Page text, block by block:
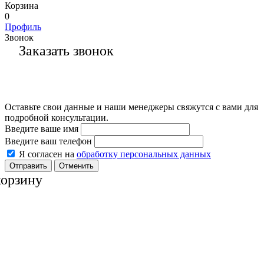
Корзина
0
Профиль
Звонок
Заказать звонок
Оставьте свои данные и наши менеджеры свяжутся с вами для
подробной консультации.
Введите ваше имя
Введите ваш телефон
Я согласен на обработку персональных данных
Отменить